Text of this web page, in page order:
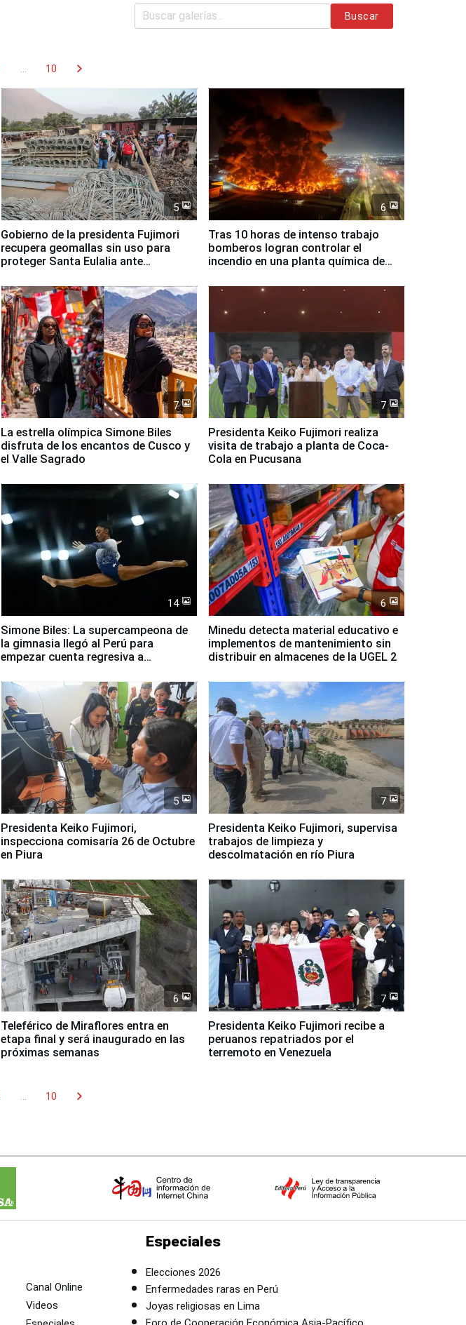
Buscar
10 chevron_right
5
Gobierno de la presidenta Fujimori
recupera geomallas sin uso para
proteger Santa Eulalia ante
6
Tras 10 horas de intenso trabajo
bomberos logran controlar el
incendio en una planta química de
7
La estrella olímpica Simone Biles
disfruta de los encantos de Cusco y
el Valle Sagrado
7
Presidenta Keiko Fujimori realiza
visita de trabajo a planta de Coca-
Cola en Pucusana
14
Simone Biles: La supercampeona de
la gimnasia llegó al Perú para
empezar cuenta regresiva a
6
Minedu detecta material educativo e
implementos de mantenimiento sin
distribuir en almacenes de la UGEL 2
5
Presidenta Keiko Fujimori,
inspecciona comisaría 26 de Octubre
en Piura
7
Presidenta Keiko Fujimori, supervisa
trabajos de limpieza y
descolmatación en río Piura
6
Teleférico de Miraflores entra en
etapa final y será inaugurado en las
próximas semanas
7
Presidenta Keiko Fujimori recibe a
peruanos repatriados por el
terremoto en Venezuela
10 chevron_right
Canal Online
Videos
Especiales
Elecciones 2026
Enfermedades raras en Perú
Joyas religiosas en Lima